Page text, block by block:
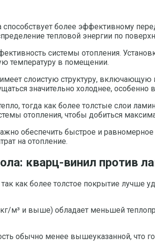
более эффективному
тепловой энергии по
системы отопления.
температуру в помещении.
слоистую структуру,
значительно холоднее, особенно
тогда как более толстые слои
отопления, чтобы добиться
обеспечить быстрое и
на отопление.
кварц-винил против
как более толстое покрытие лучше
м³ и выше) обладает меньшей
обычно менее вышеуказанной, что